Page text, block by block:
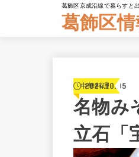
葛飾区京成沿線で暮らすと
葛飾区
中華料理
2024.10.05
名物み
立石「